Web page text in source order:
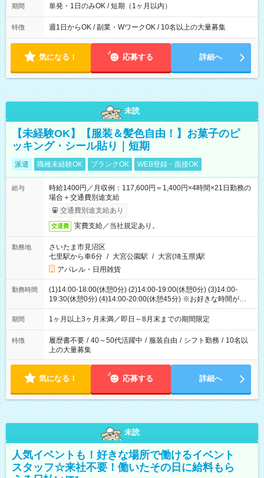
期間 単発・1日のみOK / 短期（1ヶ月以内）
特徴 週1日からOK / 副業・WワークOK / 10名以上の大量募集
気になる！ 応募する 詳細へ
未読
【未経験OK】【服装＆髪色自由！】お菓子のピ
ッキング・シール貼り｜短期
派遣 職種未経験OK ブランクOK WEB登録・面接OK
給与
時給1400円／月収例：117,600円＝1,400円×4時間×21日勤務の
場合＋交通費別途支給
交通費別途支給あり
交通費 実費支給／当社規定あり。
勤務地
さいたま市見沼区
七里駅から車6分 / 大宮公園駅 / 大宮(埼玉県)駅
アパレル・日用雑貨
勤務時間
(1)14:00-18:00(休憩0分) (2)14:00-19:00(休憩0分) (3)14:00-
19:30(休憩0分) (4)14:00-20:00(休憩45分) ※お好きな時間が選べ
ます
期間 1ヶ月以上3ヶ月未満／即日～8月末までの期間限定
特徴 履歴書不要 / 40～50代活躍中 / 服装自由 / シフト勤務 / 10名以
上の大量募集
気になる！ 応募する 詳細へ
未読
人気イベントも！好きな場所で働けるイベント
スタッフ☆来社不要！働いたその日に給料もら